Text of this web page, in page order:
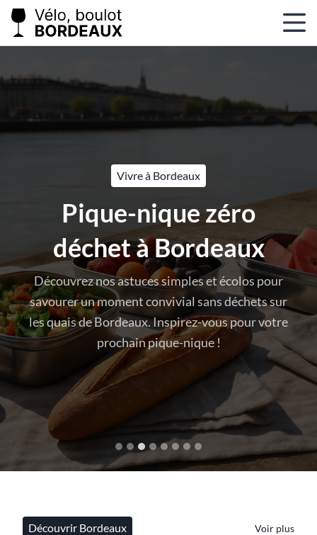
sur
Les alentours
Vignobles oubliés
de Bordeaux
Explorez les anciens vignobles oubliés
Bordeaux et découvrez comment ils
avec passion et authenticité.
Découvrir Bordeaux Voir plus